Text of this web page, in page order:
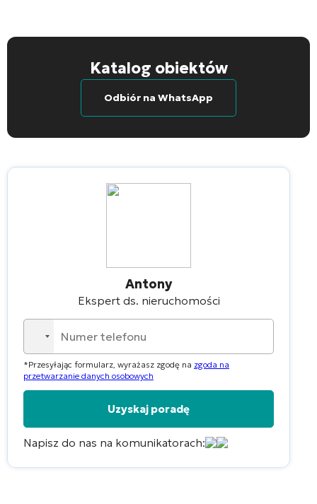
Katalog obiektów
Odbiór na WhatsApp
Antony
Ekspert ds. nieruchomości
No
country
selected
*Przesyłając formularz, wyrażasz zgodę na zgoda na
przetwarzanie danych osobowych
Alternative:
Napisz do nas na komunikatorach: